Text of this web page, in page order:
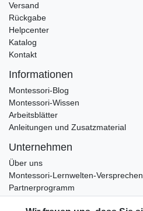
Versand
Rückgabe
Helpcenter
Katalog
Kontakt
Informationen
Montessori-Blog
Montessori-Wissen
Arbeitsblätter
Anleitungen und Zusatzmaterial
Unternehmen
Über uns
Montessori-Lernwelten-Versprechen
Partnerprogramm